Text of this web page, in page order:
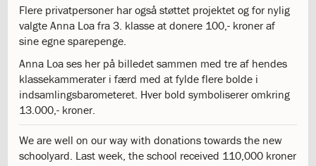
cycle
Recycle
1.15:
Historie
af
Institut
Jeanne
d’Arc
af
katastrofen
Flere privatpersoner har også støttet projektet og for nylig
valgte Anna Loa fra 3. klasse at donere 100,- kroner af
sine egne sparepenge.
Anna Loa ses her på billedet sammen med tre af hendes
klassekammerater i færd med at fylde flere bolde i
indsamlingsbarometeret. Hver bold symboliserer omkring
13.000,- kroner.
We are well on our way with donations towards the new
schoolyard. Last week, the school received 110,000 kroner